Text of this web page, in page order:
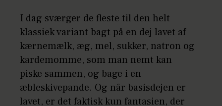
I dag sværger de fleste til den helt
klassiek variant bagt på en dej lavet af
kærnemælk, æg, mel, sukker, natron og
kardemomme, som man nemt kan
piske sammen, og bage i en
æbleskivepande. Og når basisdejen er
lavet, er det faktisk kun fantasien, der